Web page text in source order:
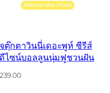
ตุ๊กตาวินนี่เดอะพูห์ ซีรีส์
ไซน์บอลลูนนุ่มฟูชวนฝัน
239.00